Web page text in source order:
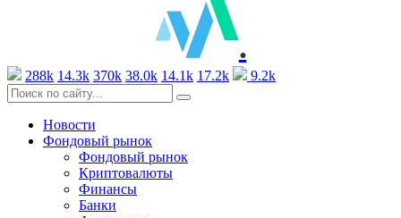
.
288k 14.3k 370k 38.0k 14.1k 17.2k 9.2k
Новости
Фондовый рынок
Фондовый рынок
Криптовалюты
Финансы
Банки